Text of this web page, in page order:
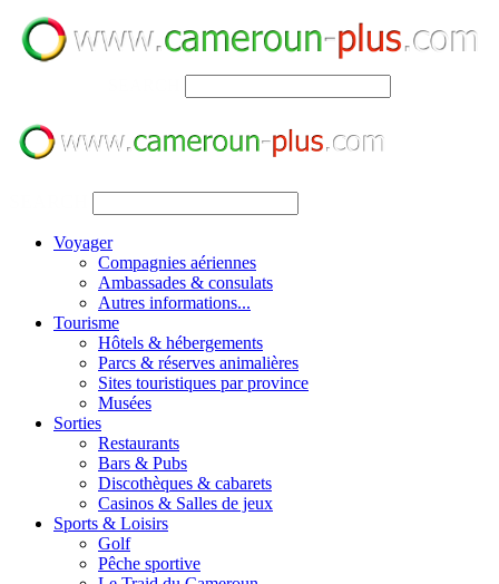
Voyager
Compagnies aériennes
Ambassades & consulats
Autres informations...
Tourisme
Hôtels & hébergements
Parcs & réserves animalières
Sites touristiques par province
Musées
Sorties
Restaurants
Bars & Pubs
Discothèques & cabarets
Casinos & Salles de jeux
Sports & Loisirs
Golf
Pêche sportive